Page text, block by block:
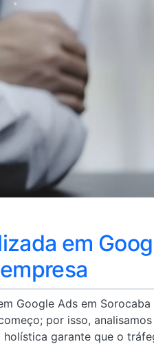
em
Google Ads em Sorocaba
por isso, analisamos
holística garante que o